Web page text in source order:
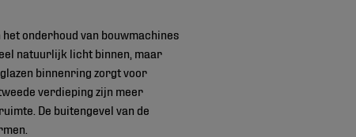
onderhoud van bouwmachines
natuurlijk licht binnen, maar
binnenring zorgt voor
verdieping zijn meer
De buitengevel van de